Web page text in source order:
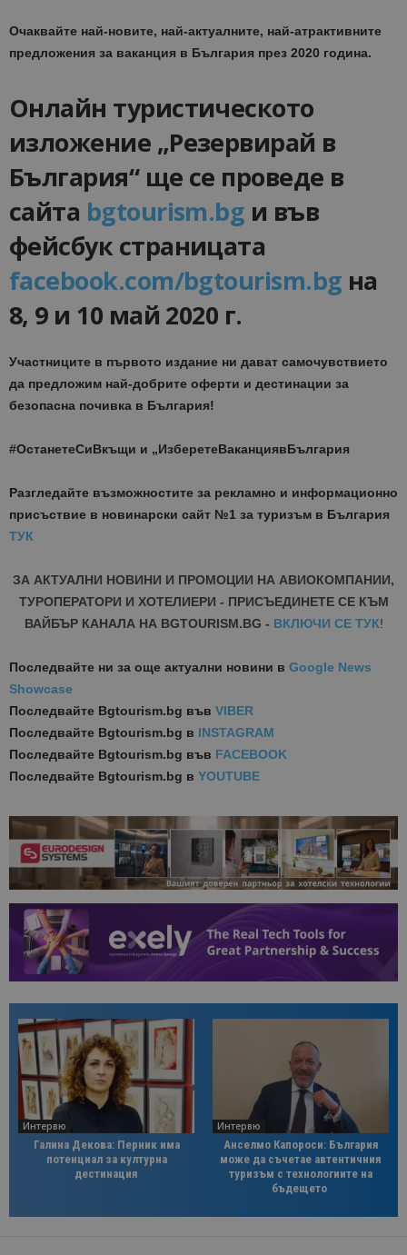
Очаквайте най-новите, най-актуалните, най-атрактивните
предложения за ваканция в България през 2020 година.
Онлайн туристическото
изложение „Резервирай в
България“ ще се проведе в
сайта bgtourism.bg и във
фейсбук страницата
facebook.com/bgtourism.bg на
8, 9 и 10 май 2020 г.
Участниците в първото издание ни дават самочувствието
да предложим най-добрите оферти и дестинации за
безопасна почивка в България!
#ОстанетеСиВкъщи и „ИзберетеВаканциявБългария
Разгледайте възможностите за рекламно и информационно
присъствие в новинарски сайт №1 за туризъм в България
ТУК
ЗА АКТУАЛНИ НОВИНИ И ПРОМОЦИИ НА АВИОКОМПАНИИ,
ТУРОПЕРАТОРИ И ХОТЕЛИЕРИ - ПРИСЪЕДИНЕТЕ СЕ КЪМ
ВАЙБЪР КАНАЛА НА BGTOURISM.BG - ВКЛЮЧИ СЕ ТУК!
Последвайте ни за още актуални новини в Google News
Showcase
Последвайте Bgtourism.bg във VIBER
Последвайте Bgtourism.bg в INSTAGRAM
Последвайте Bgtourism.bg във FACEBOOK
Последвайте Bgtourism.bg в YOUTUBE
Интервю
Галина Декова: Перник има
потенциал за културна
дестинация
Интервю
Анселмо Капороси: България
може да съчетае автентичния
туризъм с технологиите на
бъдещето